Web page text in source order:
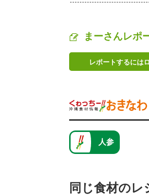
まーさんレポ
レポートするには
人参
同じ食材のレ